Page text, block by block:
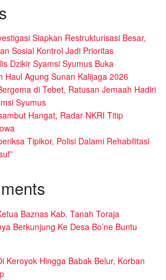
Siapkan Restrukturisasi Besar,
Sosial Kontrol Jadi Prioritas
Dzikir Syamsi Syumus Buka
Haul Agung Sunan Kalijaga 2026
di Tebet, Ratusan Jemaah Hadiri
Syumus
Hangat, Radar NKRI Titip
Tipikor, Polisi Dalami Rehabilitasi
Baznas Kab. Tanah Toraja
Berkunjung Ke Desa Bo’ne Buntu
Keroyok Hingga Babak Belur, Korban